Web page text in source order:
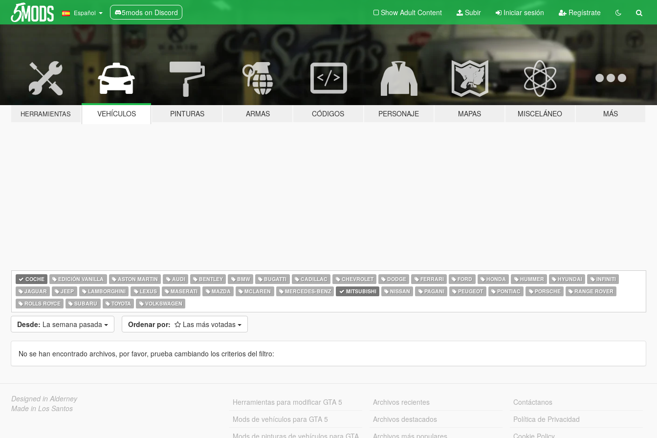
Español 5mods on Discord Show Adult Content Subir Iniciar sesión Regístrate
HERRAMIENTAS VEHÍCULOS PINTURAS ARMAS CÓDIGOS PERSONAJE MAPAS MISCELÁNEO MÁS
COCHE EDICIÓN VANILLA ASTON MARTIN AUDI BENTLEY BMW BUGATTI CADILLAC CHEVROLET DODGE FERRARI FORD HONDA HUMMER HYUNDAI
INFINITI
JAGUAR
JEEP LAMBORGHINI LEXUS MASERATI MAZDA MCLAREN MERCEDES-BENZ MITSUBISHI NISSAN PAGANI PEUGEOT PONTIAC PORSCHE
RANGE ROVER
ROLLS ROYCE
SUBARU TOYOTA VOLKSWAGEN
Desde: La semana pasada Ordenar por: Las más votadas
No se han encontrado archivos, por favor, prueba cambiando los criterios del filtro:
Designed in Alderney
Made in Los Santos
Herramientas para modificar GTA 5
Mods de vehículos para GTA 5
Mods de pinturas de vehículos para GTA
Archivos recientes
Archivos destacados
Archivos más populares
Contáctanos
Política de Privacidad
Cookie Policy